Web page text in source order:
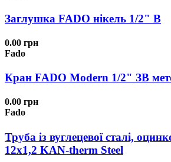
Заглушка FADO нікель 1/2" В
0.00 грн
Fado
Кран FADO Modern 1/2" ЗВ
0.00 грн
Fado
Труба із вуглецевої сталі,
12x1,2 KAN-therm Steel